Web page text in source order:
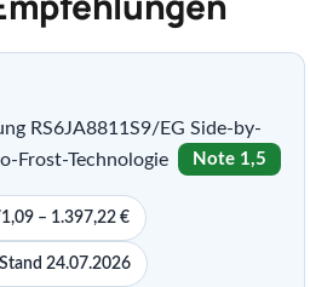
RS6JA8811S9/EG Side-by-
Frost-Technologie
Note 1,5
– 1.397,22 €
Stand 24.07.2026